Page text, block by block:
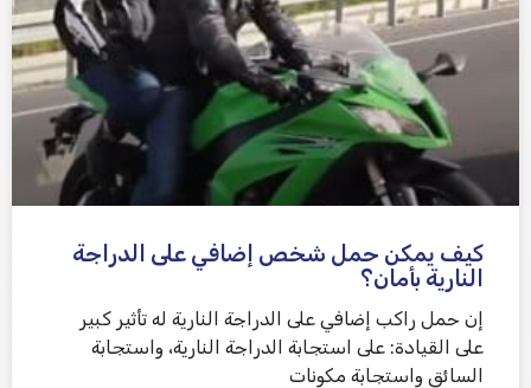
كيف يمكن حمل شخص إضافي على الدراجة
النارية بأمان؟
إن حمل راكب إضافي على الدراجة النارية له تأثير كبير
على القيادة: على استجابة الدراجة النارية، واستجابة
السائق واستجابة مكونات